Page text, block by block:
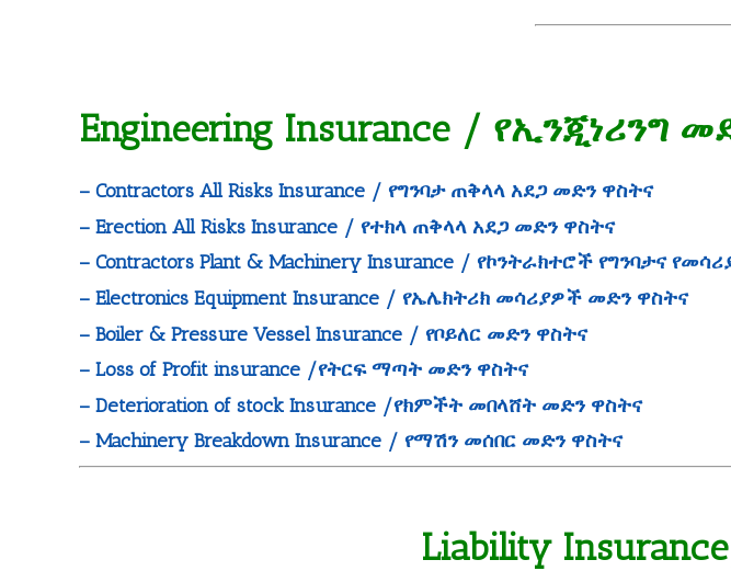
Engineering Insurance / የኢንጂነሪንግ
– Contractors All Risks Insurance / የግንባታ ጠቅላላ አደጋ መድን ዋስትና
– Erection All Risks Insurance / የተክላ ጠቅላላ አደጋ መድን ዋስትና
– Contractors Plant & Machinery Insurance / የኮንትራክተሮች የግንባታና
– Electronics Equipment Insurance / የኤሌክትሪክ መሳሪያዎች መድን ዋስትና
– Boiler & Pressure Vessel Insurance / የቦይለር መድን ዋስትና
– Loss of Profit insurance /የትርፍ ማጣት መድን ዋስትና
– Deterioration of stock Insurance /የክምችት መበላሸት መድን ዋስትና
– Machinery Breakdown Insurance / የማሽን መሰበር መድን ዋስትና
Liability